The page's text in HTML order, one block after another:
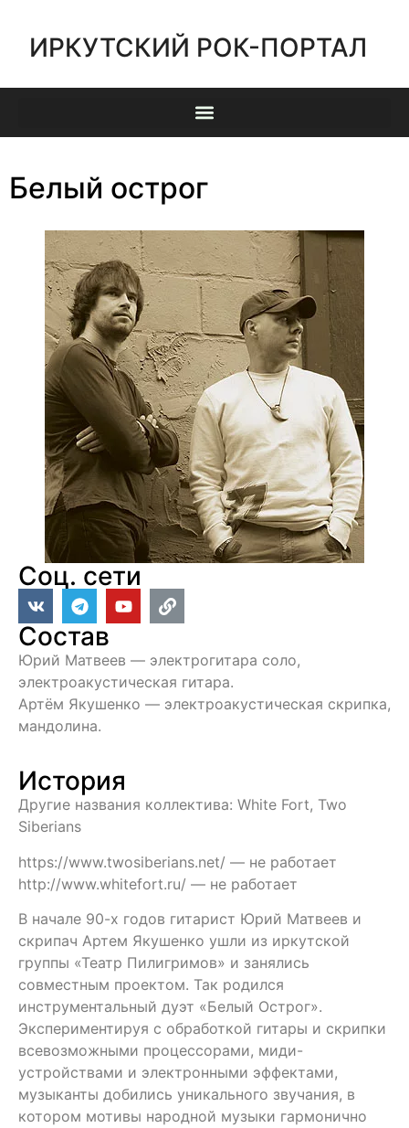
ИРКУТСКИЙ РОК-ПОРТАЛ
Белый острог
Соц. сети
Состав
Юрий Матвеев — электрогитара соло,
электроакустическая гитара.
Артём Якушенко — электроакустическая скрипка,
мандолина.
История
Другие названия коллектива: White Fort, Two
Siberians
https://www.twosiberians.net/ — не работает
http://www.whitefort.ru/ — не работает
В начале 90-х годов гитарист Юрий Матвеев и
скрипач Артем Якушенко ушли из иркутской
группы «Театр Пилигримов» и занялись
совместным проектом. Так родился
инструментальный дуэт «Белый Острог».
Экспериментируя с обработкой гитары и скрипки
всевозможными процессорами, миди-
устройствами и электронными эффектами,
музыканты добились уникального звучания, в
котором мотивы народной музыки гармонично